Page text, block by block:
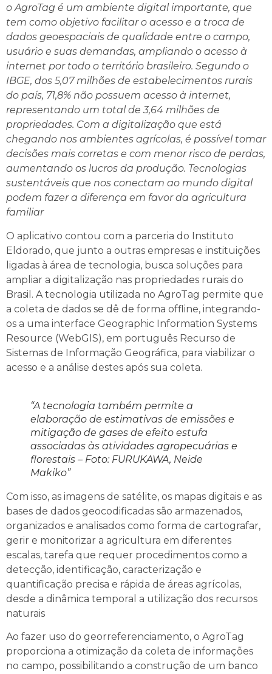
o AgroTag é um ambiente digital importante, que
tem como objetivo facilitar o acesso e a troca de
dados geoespaciais de qualidade entre o campo,
usuário e suas demandas, ampliando o acesso à
internet por todo o território brasileiro. Segundo o
IBGE, dos 5,07 milhões de estabelecimentos rurais
do país, 71,8% não possuem acesso à internet,
representando um total de 3,64 milhões de
propriedades. Com a digitalização que está
chegando nos ambientes agrícolas, é possível tomar
decisões mais corretas e com menor risco de perdas,
aumentando os lucros da produção. Tecnologias
sustentáveis que nos conectam ao mundo digital
podem fazer a diferença em favor da agricultura
familiar
O aplicativo contou com a parceria do Instituto
Eldorado, que junto a outras empresas e instituições
ligadas à área de tecnologia, busca soluções para
ampliar a digitalização nas propriedades rurais do
Brasil. A tecnologia utilizada no AgroTag permite que
a coleta de dados se dê de forma offline, integrando-
os a uma interface Geographic Information Systems
Resource (WebGIS), em português Recurso de
Sistemas de Informação Geográfica, para viabilizar o
acesso e a análise destes após sua coleta.
“A tecnologia também permite a
elaboração de estimativas de emissões e
mitigação de gases de efeito estufa
associadas às atividades agropecuárias e
florestais – Foto: FURUKAWA, Neide
Makiko”
Com isso, as imagens de satélite, os mapas digitais e as
bases de dados geocodificadas são armazenados,
organizados e analisados como forma de cartografar,
gerir e monitorizar a agricultura em diferentes
escalas, tarefa que requer procedimentos como a
detecção, identificação, caracterização e
quantificação precisa e rápida de áreas agrícolas,
desde a dinâmica temporal a utilização dos recursos
naturais
Ao fazer uso do georreferenciamento, o AgroTag
proporciona a otimização da coleta de informações
no campo, possibilitando a construção de um banco